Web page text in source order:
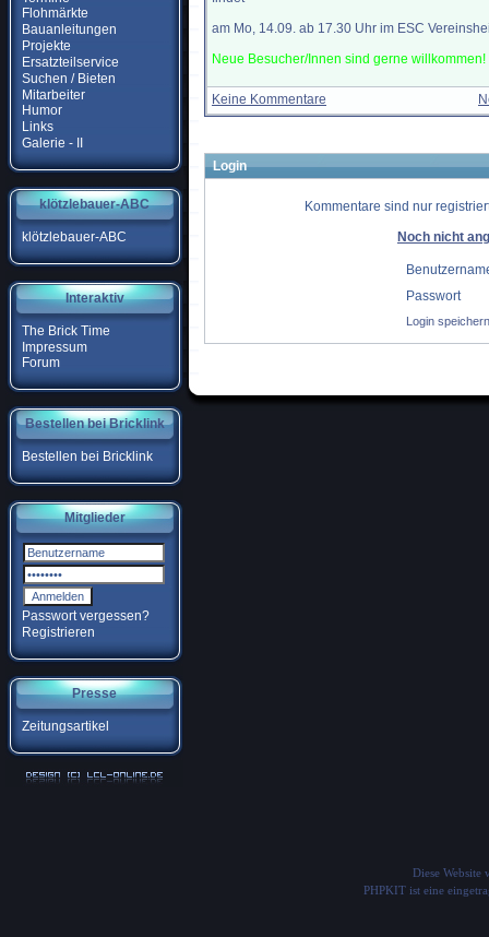
Flohmärkte
Bauanleitungen
Projekte
Ersatzteilservice
Suchen / Bieten
Mitarbeiter
Humor
Links
Galerie - II
klötzlebauer-ABC
klötzlebauer-ABC
Interaktiv
The Brick Time
Impressum
Forum
Bestellen bei Bricklink
Bestellen bei Bricklink
Mitglieder
Passwort vergessen?
Registrieren
Presse
Zeitungsartikel
am Mo, 14.09. ab 17.30 Uhr im ESC
Neue Besucher/Innen sind gerne willkommen!
Keine Kommentare
Login
Kommentare sind nur
Noch nicht
Passwort
Login speichern
Diese Website
PHPKIT ist eine